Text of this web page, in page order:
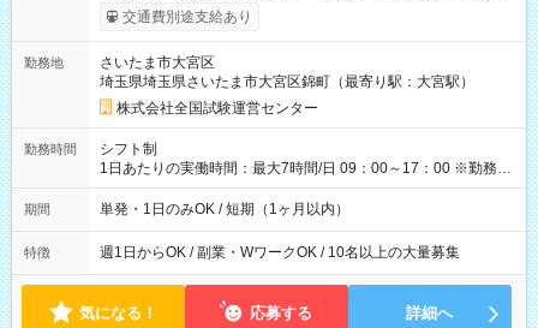
※勤務回数により昇給あり 【即給（前払い）オプションあ
り！】 希望される場合、勤務から1週間ほどで給与の一部を受け
例】 ・河合塾模擬試験 8:30～17:30（休憩1時間） 時給1,300円
×8時間＝日収10,400円＋交通費 ※当日の役割により時給＋100
円の場合あり ・国家試験 7:00～13:30（休憩なし） 時給1,300
円（役割手当＋100円）×6時間＝日収8,400円＋交通費 【試用期
間】試用期間なし
交通費別途支給あり
勤務地
さいたま市大宮区
埼玉県埼玉県さいたま市大宮区錦町（最寄り駅：大宮駅）
株式会社全国試験運営センター
勤務時間
シフト制
1日あたりの実働時間：最大7時間/日 09：00～17：00 ※勤務時
間は 試験により異なります。
期間 単発・1日のみOK / 短期（1ヶ月以内）
特徴 週1日からOK / 副業・WワークOK / 10名以上の大量募集
気になる！ 応募する 詳細へ